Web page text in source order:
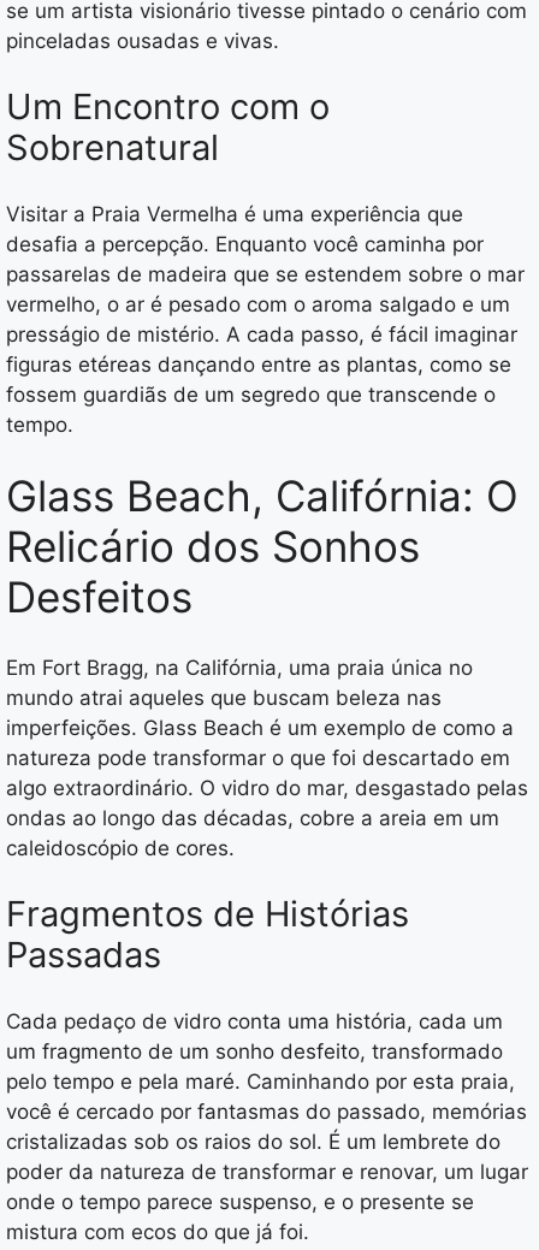
se um artista visionário tivesse pintado o cenário com
pinceladas ousadas e vivas.
Um Encontro com o
Sobrenatural
Visitar a Praia Vermelha é uma experiência que
desafia a percepção. Enquanto você caminha por
passarelas de madeira que se estendem sobre o mar
vermelho, o ar é pesado com o aroma salgado e um
presságio de mistério. A cada passo, é fácil imaginar
figuras etéreas dançando entre as plantas, como se
fossem guardiãs de um segredo que transcende o
tempo.
Glass Beach, Califórnia: O
Relicário dos Sonhos
Desfeitos
Em Fort Bragg, na Califórnia, uma praia única no
mundo atrai aqueles que buscam beleza nas
imperfeições. Glass Beach é um exemplo de como a
natureza pode transformar o que foi descartado em
algo extraordinário. O vidro do mar, desgastado pelas
ondas ao longo das décadas, cobre a areia em um
caleidoscópio de cores.
Fragmentos de Histórias
Passadas
Cada pedaço de vidro conta uma história, cada um
um fragmento de um sonho desfeito, transformado
pelo tempo e pela maré. Caminhando por esta praia,
você é cercado por fantasmas do passado, memórias
cristalizadas sob os raios do sol. É um lembrete do
poder da natureza de transformar e renovar, um lugar
onde o tempo parece suspenso, e o presente se
mistura com ecos do que já foi.